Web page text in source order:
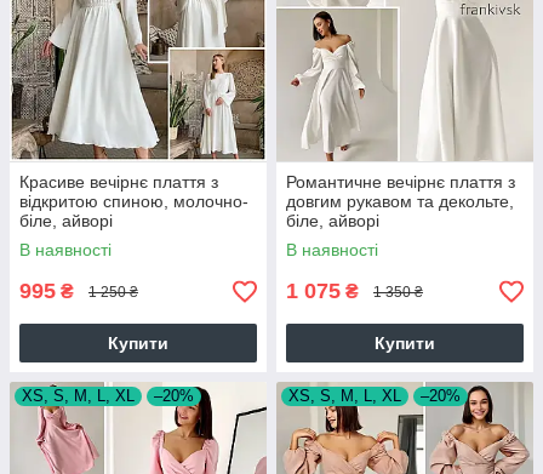
Красиве вечірнє плаття з
відкритою спиною, молочно-
біле, айворі
В наявності
995 ₴ 1 250 ₴
Купити
Романтичне вечірнє плаття з
довгим рукавом та декольте,
біле, айворі
В наявності
1 075 ₴ 1 350 ₴
Купити
XS, S, M, L, XL –20% XS, S, M, L, XL –20%